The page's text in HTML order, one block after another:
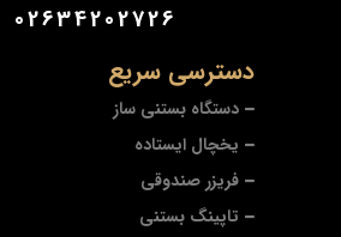
دسترسی سریع
دستگاه بستنی ساز
یخچال ایستاده
فریزر صندوقی
تاپینگ بستنی
02634202726